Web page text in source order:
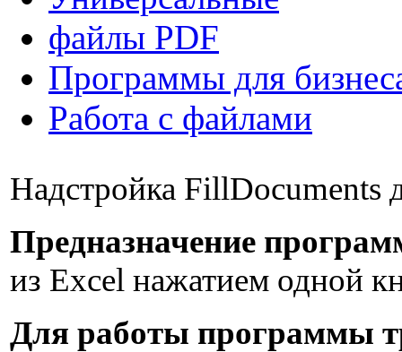
файлы PDF
Программы для
Работа с файлами
Надстройка FillDocuments
Предназначение
из Excel нажатием одной
Для работы программы